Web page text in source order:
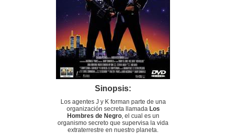
Sinopsis:
Los agentes J y K forman parte de una
organización secreta llamada Los
Hombres de Negro, el cual es un
organismo secreto que supervisa la vida
extraterrestre en nuestro planeta.